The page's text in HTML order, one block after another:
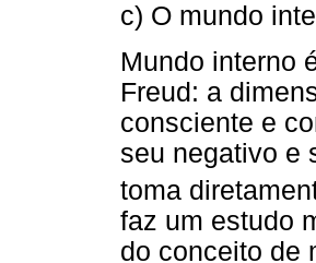
c) O mundo
Mundo interno
Freud: a
consciente e
seu negativo e
toma
faz um estudo
do conceito de